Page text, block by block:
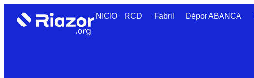
INICIO RCD Fabril Dépor ABANCA